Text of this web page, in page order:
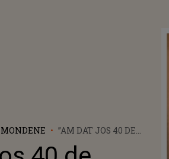
”AM DAT JOS 40 DE
MILIONARUL NICK